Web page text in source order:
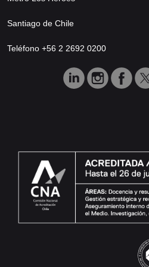
Santiago de Chile
Teléfono +56 2 2692 0200